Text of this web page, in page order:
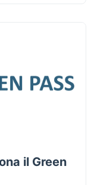
il Green